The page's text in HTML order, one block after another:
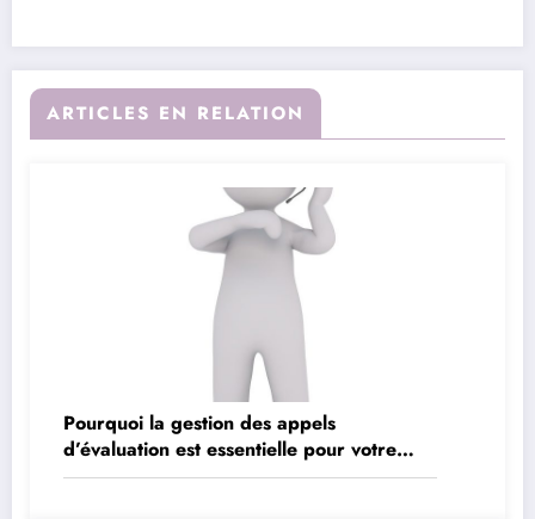
ARTICLES EN RELATION
Pourquoi la gestion des appels
d’évaluation est essentielle pour votre
entreprise